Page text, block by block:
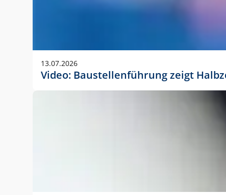
13.07.2026
Video: Baustellenführung zeigt